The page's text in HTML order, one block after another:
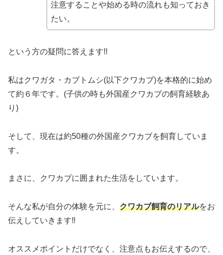
注意することや始める時の流れも知っておき
たい。
という方の疑問に答えます!!
私はクワガタ・カブトムシ(以下クワカブ)を本格的に始め
て約６年です。(子供の時も外国産クワカブの飼育経験あ
り)
そして、現在は約50種の外国産クワカブを飼育していま
す。
まさに、クワカブに囲まれた生活をしています。
そんな私が自分の体験を元に、 クワカブ飼育のリアルをお
伝えしていきます‼︎
オススメポイントだけでなく、注意点もお伝えするので、